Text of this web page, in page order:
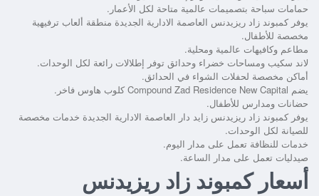
حمامات سباحة بتصميمات عالمية متاحة لكل الأعمار.
يوفر كمبوند زاد ريزيدنس العاصمة الادارية الجديدة منطقة ألعاب ترفيهية
مخصصة للأطفال.
مطاعم وكافيهات عالمية ومحلية.
لاند سكيب ومساحات خضراء وحدائق توفر إطلالات رائعة لكل الوحدات.
أماكن مخصصة لحفلات الشواء في الحدائق.
يضم Compound Zad Residence New Capital كلوب هاوس فاخر.
حضانات ومدارس للأطفال.
يوفر كمبوند زاد ريزيدنس زايد دار العاصمة الادارية الجديدة خدمات مخصصة
للصيانة لكل الوحدات.
خدمات للنظافة تعمل على مدار اليوم.
صيدليات تعمل على مدار الساعة.
أسعار كمبوند زاد ريزيدنس